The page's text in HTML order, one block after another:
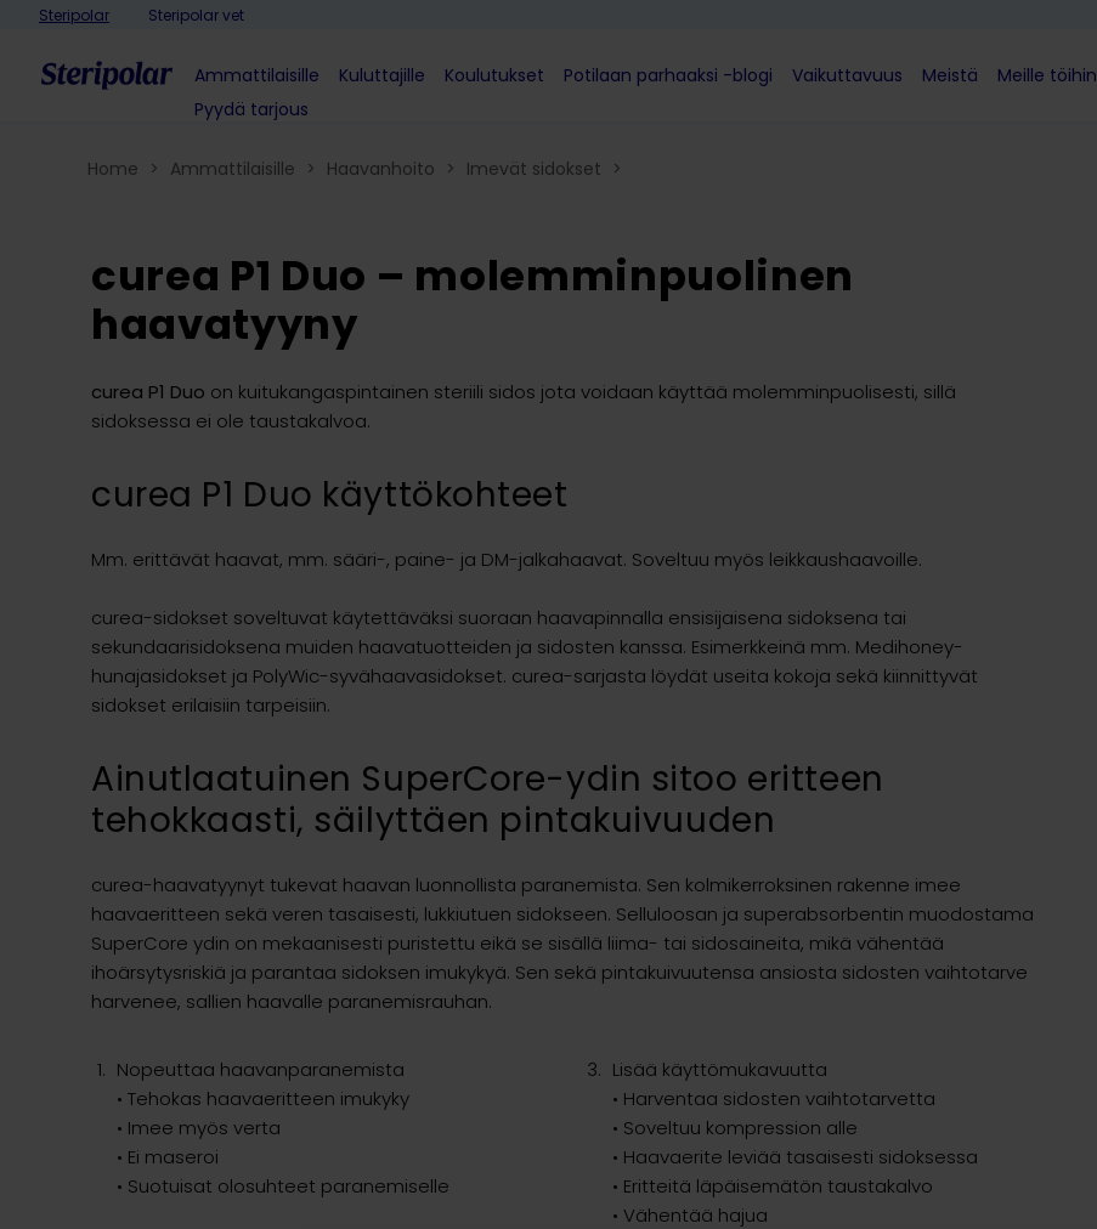
Skip to content
Steripolar Steripolar vet
Ammattilaisille Kuluttajille Koulutukset Potilaan parhaaksi -blogi Vaikuttavuus Meistä Meille töihin
Pyydä tarjous
Home > Ammattilaisille > Haavanhoito > Imevät sidokset​ >
curea P1 Duo – molemminpuolinen
haavatyyny
curea P1 Duo on kuitukangaspintainen steriili sidos jota voidaan käyttää molemminpuolisesti, sillä
sidoksessa ei ole taustakalvoa.
curea P1 Duo käyttökohteet
Mm. erittävät haavat, mm. sääri-, paine- ja DM-jalkahaavat. Soveltuu myös leikkaushaavoille.
curea-sidokset soveltuvat käytettäväksi suoraan haavapinnalla ensisijaisena sidoksena tai
sekundaarisidoksena muiden haavatuotteiden ja sidosten kanssa. Esimerkkeinä mm. Medihoney-
hunajasidokset ja PolyWic-syvähaavasidokset. curea-sarjasta löydät useita kokoja sekä kiinnittyvät
sidokset erilaisiin tarpeisiin.
Ainutlaatuinen SuperCore-ydin sitoo eritteen
tehokkaasti, säilyttäen pintakuivuuden
curea-haavatyynyt tukevat haavan luonnollista paranemista. Sen kolmikerroksinen rakenne imee
haavaeritteen sekä veren tasaisesti, lukkiutuen sidokseen. Selluloosan ja superabsorbentin muodostama
SuperCore ydin on mekaanisesti puristettu eikä se sisällä liima- tai sidosaineita, mikä vähentää
ihoärsytysriskiä ja parantaa sidoksen imukykyä. Sen sekä pintakuivuutensa ansiosta sidosten vaihtotarve
harvenee, sallien haavalle paranemisrauhan.
Nopeuttaa haavanparanemista
• Tehokas haavaeritteen imukyky
• Imee myös verta
• Ei maseroi
• Suotuisat olosuhteet paranemiselle
Lisää käyttömukavuutta
• Harventaa sidosten vaihtotarvetta
• Soveltuu kompression alle
• Haavaerite leviää tasaisesti sidoksessa
• Eritteitä läpäisemätön taustakalvo
• Vähentää hajua